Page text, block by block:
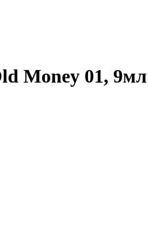
Money 01, 9мл